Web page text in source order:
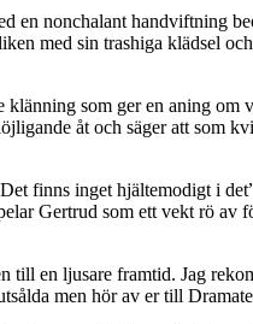
nonchalant handviftning
med sin trashiga klädsel
som ger en aning
åt och säger att som
finns inget hjältemodigt i
Gertrud som ett vekt rö av
en ljusare framtid. Jag
men hör av er till